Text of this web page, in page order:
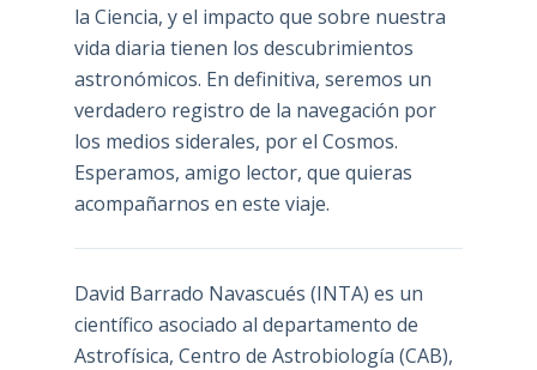
la Ciencia, y el impacto que sobre nuestra
vida diaria tienen los descubrimientos
astronómicos. En definitiva, seremos un
verdadero registro de la navegación por
los medios siderales, por el Cosmos.
Esperamos, amigo lector, que quieras
acompañarnos en este viaje.
David Barrado Navascués (INTA) es un
científico asociado al departamento de
Astrofísica, Centro de Astrobiología (CAB),